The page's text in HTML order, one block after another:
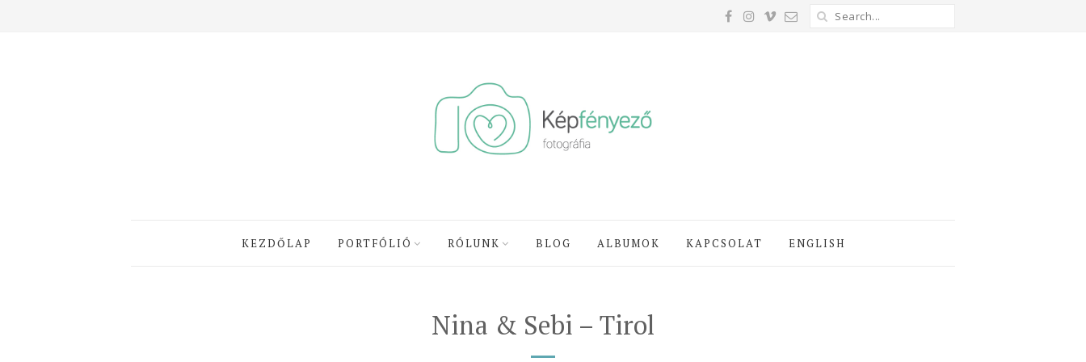
KEZDŐLAP PORTFÓLIÓ RÓLUNK BLOG ALBUMOK KAPCSOLAT ENGLISH
Nina & Sebi – Tirol